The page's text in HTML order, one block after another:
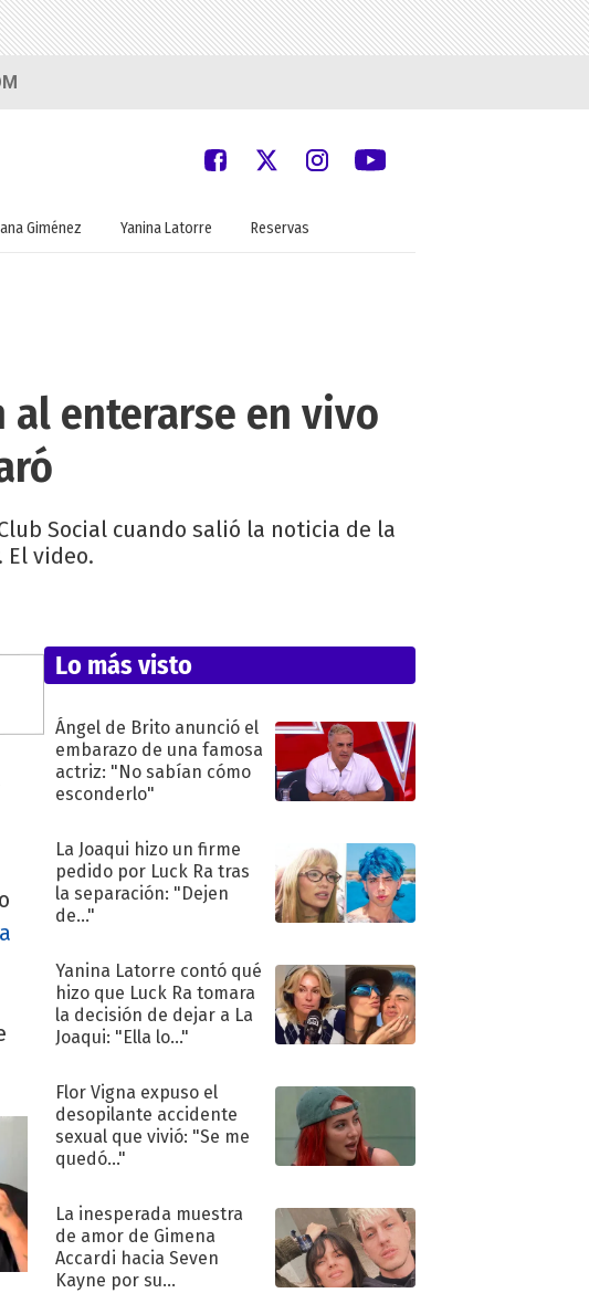
Giménez Yanina Latorre Reservas
al enterarse en vivo
Social cuando salió la noticia de la
El video.
Lo más visto
Ángel de Brito anunció el
embarazo de una famosa
actriz: "No sabían cómo
esconderlo"
La Joaqui hizo un firme
pedido por Luck Ra tras
la separación: "Dejen
de..."
Yanina Latorre contó qué
hizo que Luck Ra tomara
la decisión de dejar a La
Joaqui: "Ella lo..."
Flor Vigna expuso el
desopilante accidente
sexual que vivió: "Se me
quedó..."
La inesperada muestra
de amor de Gimena
Accardi hacia Seven
Kayne por su